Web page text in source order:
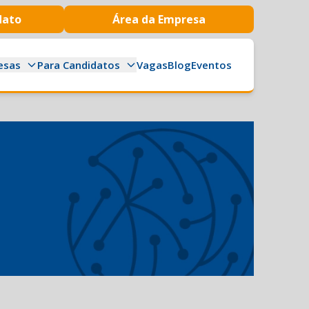
Área da Empresa
Para Candidatos VagasBlogEventos